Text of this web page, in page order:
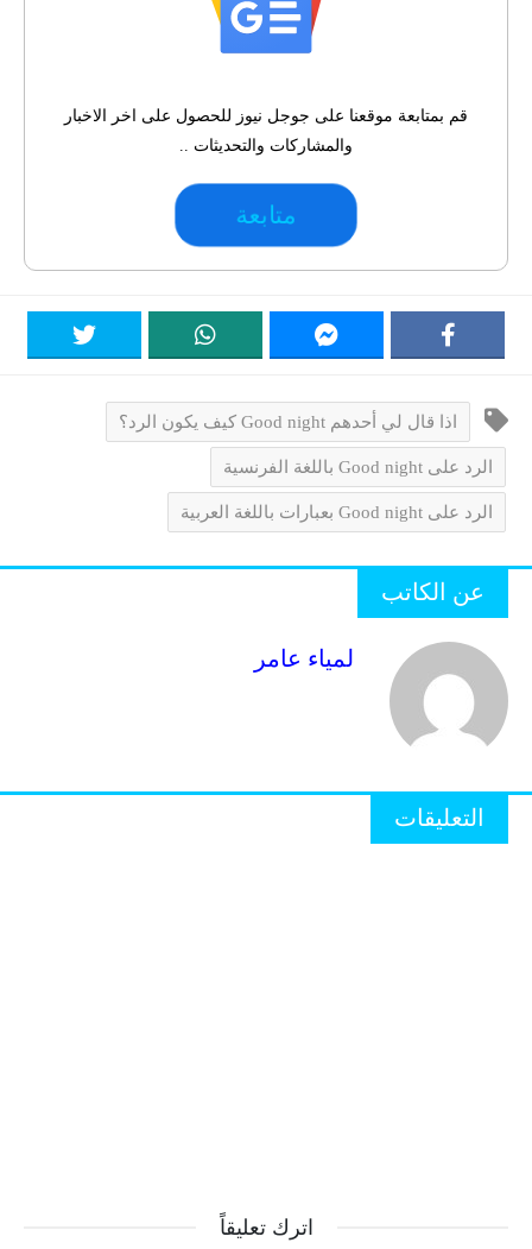
قم بمتابعة موقعنا على جوجل نيوز للحصول على اخر الاخبار
والمشاركات والتحديثات ..
متابعة
اذا قال لي أحدهم Good night كيف يكون الرد؟
الرد على Good night باللغة الفرنسية
الرد على Good night بعبارات باللغة العربية
عن الكاتب
لمياء عامر
التعليقات
اترك تعليقاً